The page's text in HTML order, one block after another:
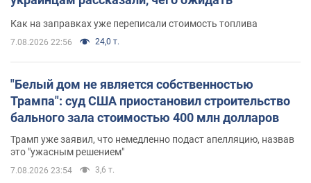
Как на заправках уже переписали стоимость топлива
7.08.2026 22:56 24,0 т.
"Белый дом не является собственностью
Трампа": суд США приостановил строительство
бального зала стоимостью 400 млн долларов
Трамп уже заявил, что немедленно подаст апелляцию, назвав
это "ужасным решением"
7.08.2026 23:54 3,6 т.